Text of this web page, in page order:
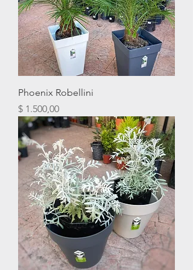
Phoenix Robellini
Precio
$ 1.500,00